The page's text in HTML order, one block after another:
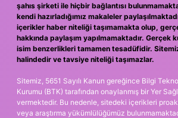
şahıs şirketi ile hiçbir bağlantısı
kendi hazırladığımız makaleler
içerikler haber niteliği taşımamakta olup,
hakkında paylaşım yapılmamaktadır. Gerçek
isim benzerlikleri tamamen tesadüfidir.
halindedir ve tavsiye niteliği taşımazlar.
Sitemiz, 5651 Sayılı Kanun gereğince Bilgi
Kurumu (BTK) tarafından onaylanmış bir Yer
vermektedir. Bu nedenle, sitedeki içerikleri
veya araştırma yükümlülüğümüz